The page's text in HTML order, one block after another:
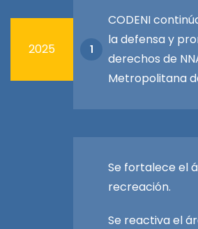
2025 1
CODENI
la defensa y
derechos de
Metropolitana
Se fortalece el
recreación.
Se reactiva el